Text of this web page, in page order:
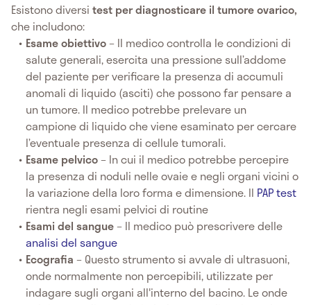
Esistono diversi test per diagnosticare il tumore ovarico,
che includono:
Esame obiettivo– Il medico controlla le condizioni di
salute generali, esercita una pressione sull’addome
del paziente per verificare la presenza di accumuli
anomali di liquido (asciti) che possono far pensare a
un tumore. Il medico potrebbe prelevare un
campione di liquido che viene esaminato per cercare
l’eventuale presenza di cellule tumorali.
Esame pelvico– In cui il medico potrebbe percepire
la presenza di noduli nelle ovaie e negli organi vicini o
la variazione della loro forma e dimensione. Il PAP test
rientra negli esami pelvici di routine
Esami del sangue– Il medico può prescrivere delle
analisi del sangue
Ecografia– Questo strumento si avvale di ultrasuoni,
onde normalmente non percepibili, utilizzate per
indagare sugli organi all'interno del bacino. Le onde